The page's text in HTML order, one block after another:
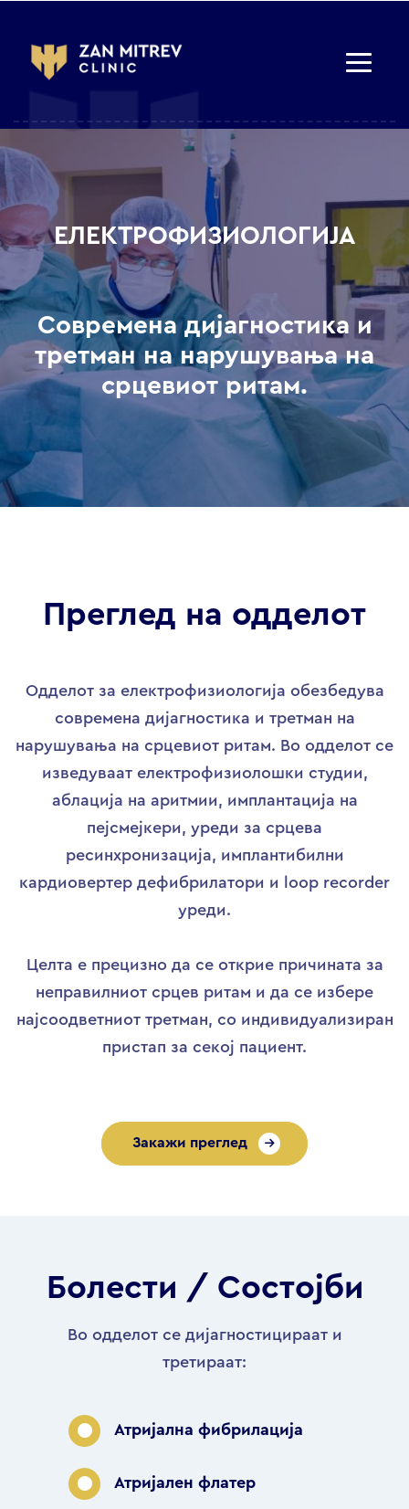
ЕЛЕКТРОФИЗИОЛОГИЈА
Современа дијагностика и
третман на нарушувања на
срцевиот ритам.
Преглед на одделот
Одделот за електрофизиологија обезбедува
современа дијагностика и третман на
нарушувања на срцевиот ритам. Во одделот се
изведуваат електрофизиолошки студии,
аблација на аритмии, имплантација на
пејсмејкери, уреди за срцева
ресинхронизација, имплантибилни
кардиовертер дефибрилатори и loop recorder
уреди.
Целта е прецизно да се открие причината за
неправилниот срцев ритам и да се избере
најсоодветниот третман, со индивидуализиран
пристап за секој пациент.
Закажи преглед
Болести / Состојби
Во одделот се дијагностицираат и
третираат:
Атријална фибрилација
Атријален флатер